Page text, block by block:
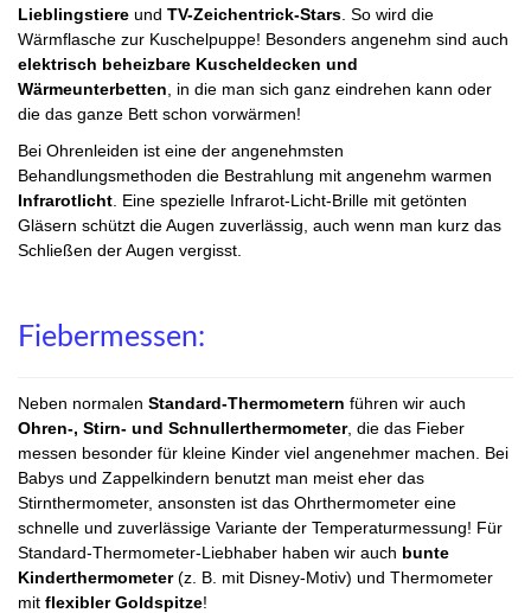
Lieblingstiere und TV-Zeichentrick-Stars . So wird die
Wärmflasche zur Kuschelpuppe! Besonders angenehm sind auch
elektrisch beheizbare Kuscheldecken und
Wärmeunterbetten , in die man sich ganz eindrehen kann oder
die das ganze Bett schon vorwärmen!
Bei Ohrenleiden ist eine der angenehmsten
Behandlungsmethoden die Bestrahlung mit angenehm warmen
Infrarotlicht . Eine spezielle Infrarot-Licht-Brille mit getönten
Gläsern schützt die Augen zuverlässig, auch wenn man kurz das
Schließen der Augen vergisst.
Fiebermessen:
Neben normalen Standard-Thermometern führen wir auch
Ohren-, Stirn- und Schnullerthermometer, die das Fieber
messen besonder für kleine Kinder viel angenehmer machen. Bei
Babys und Zappelkindern benutzt man meist eher das
Stirnthermometer, ansonsten ist das Ohrthermometer eine
schnelle und zuverlässige Variante der Temperaturmessung! Für
Standard-Thermometer-Liebhaber haben wir auch bunte
Kinderthermometer(z. B. mit Disney-Motiv) und Thermometer
mit flexibler Goldspitze!